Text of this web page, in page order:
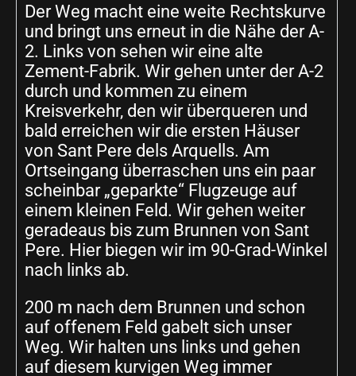
Der Weg macht eine weite Rechtskurve
und bringt uns erneut in die Nähe der A-
2. Links von sehen wir eine alte
Zement-Fabrik. Wir gehen unter der A-2
durch und kommen zu einem
Kreisverkehr, den wir überqueren und
bald erreichen wir die ersten Häuser
von Sant Pere dels Arquells. Am
Ortseingang überraschen uns ein paar
scheinbar „geparkte“ Flugzeuge auf
einem kleinen Feld. Wir gehen weiter
geradeaus bis zum Brunnen von Sant
Pere. Hier biegen wir im 90-Grad-Winkel
nach links ab.
200 m nach dem Brunnen und schon
auf offenem Feld gabelt sich unser
Weg. Wir halten uns links und gehen
auf diesem kurvigen Weg immer